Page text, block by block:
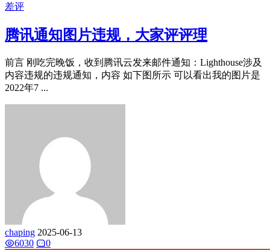
差评
腾讯通知图片违规，大家评评理
前言 刚吃完晚饭，收到腾讯云发来邮件通知：Lighthouse涉及
内容违规的违规通知，内容 如下图所示 可以看出我的图片是
2022年7 ...
chaping 2025-06-13
6030
0